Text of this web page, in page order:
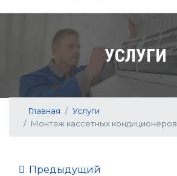
УСЛУГИ
Главная
Услуги
Монтаж кассетных кондиционеров
Предыдущий